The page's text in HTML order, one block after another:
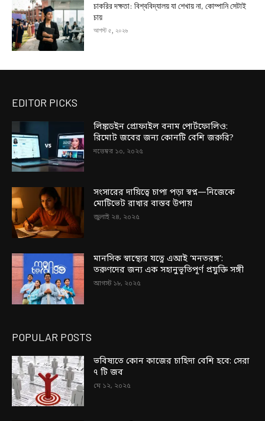
চাকরির দক্ষতা: বিশ্ববিদ্যালয় যা শেখায় না, কোম্পানি সেটাই
চায়
আগস্ট ৫, ২০২৬
EDITOR PICKS
লিঙ্কডইন প্রোফাইল বনাম পোর্টফোলিও:
রিমোট জবের জন্য কোনটি বেশি জরুরি?
নভেম্বর ১০, ২০২৫
সংসারের দায়িত্বে চাপা পড়া স্বপ্ন—নিজেকে
মোটিভেট রাখার বাস্তব উপায়
জুলাই ২৪, ২০২৫
মানসিক স্বাস্থ্যের যত্নে এআই ‘মনতরঙ্গ’:
তরুণদের জন্য এক সহানুভূতিপূর্ণ প্রযুক্তি সঙ্গী
আগস্ট ১৮, ২০২৫
POPULAR POSTS
ভবিষ্যতে কোন কাজের চাহিদা বেশি হবে: সেরা
৭ টি জব
মে ১২, ২০২৫